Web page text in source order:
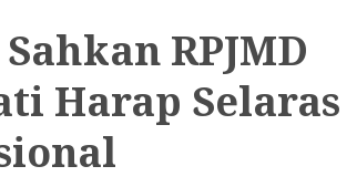
RPJMD
Harap Selaras